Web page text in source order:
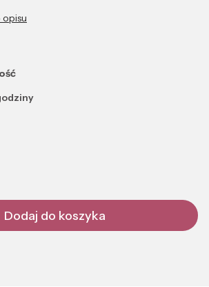
opisu
Dodaj do koszyka